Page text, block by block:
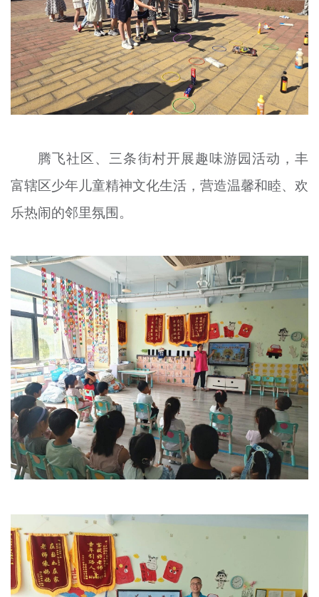
腾飞社区、三条街村开展趣味游园活动，丰
富辖区少年儿童精神文化生活，营造温馨和睦、欢
乐热闹的邻里氛围。